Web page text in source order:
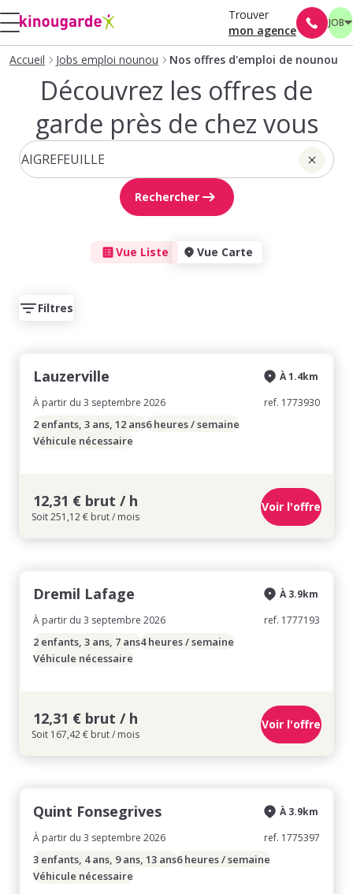
Trouver
mon agence
JOB
Accueil Jobs emploi nounou Nos offres d'emploi de nounou
Découvrez les offres de
garde près de chez vous
Rechercher
Vue Liste Vue Carte
Filtres
Lauzerville
À partir du 3 septembre 2026
À 1.4km
ref. 1773930
2 enfants, 3 ans, 12 ans6 heures / semaine
Véhicule nécessaire
12,31 € brut / h
Soit 251,12 € brut / mois
Voir l'offre
Dremil Lafage
À partir du 3 septembre 2026
À 3.9km
ref. 1777193
2 enfants, 3 ans, 7 ans4 heures / semaine
Véhicule nécessaire
12,31 € brut / h
Soit 167,42 € brut / mois
Voir l'offre
Quint Fonsegrives
À partir du 3 septembre 2026
À 3.9km
ref. 1775397
3 enfants, 4 ans, 9 ans, 13 ans6 heures / semaine
Véhicule nécessaire